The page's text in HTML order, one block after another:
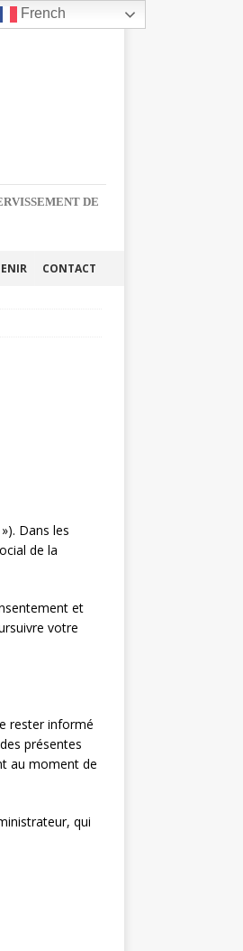
DE
CONTACT
Dans les
de la
et
votre
rester informé
présentes
au moment de
qui
French